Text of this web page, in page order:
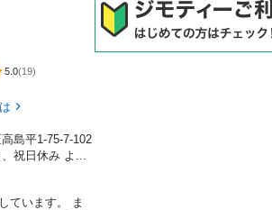
5.0(19)
島平1-75-7-102
、祝日休み よ...
ています。 ま